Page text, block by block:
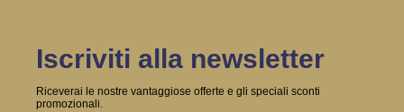
Iscriviti alla newsletter
Riceverai le nostre vantaggiose offerte e gli speciali sconti
promozionali.